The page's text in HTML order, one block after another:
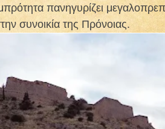
πανηγυρίζει
συνοικία της Πρόνοιας.